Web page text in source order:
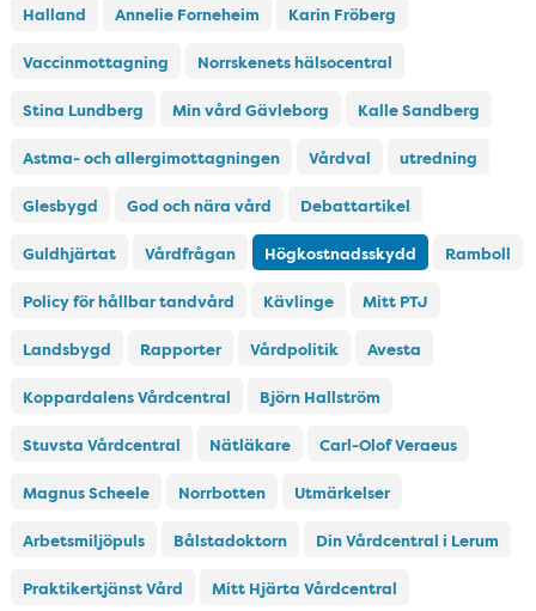
Halland Annelie Forneheim Karin Fröberg
Vaccinmottagning Norrskenets hälsocentral
Stina Lundberg Min vård Gävleborg Kalle Sandberg
Astma- och allergimottagningen Vårdval utredning
Glesbygd God och nära vård Debattartikel
Guldhjärtat Vårdfrågan Högkostnadsskydd Ramboll
Policy för hållbar tandvård Kävlinge Mitt PTJ
Landsbygd Rapporter Vårdpolitik Avesta
Koppardalens Vårdcentral Björn Hallström
Stuvsta Vårdcentral Nätläkare Carl-Olof Veraeus
Magnus Scheele Norrbotten Utmärkelser
Arbetsmiljöpuls Bålstadoktorn Din Vårdcentral i Lerum
Praktikertjänst Vård Mitt Hjärta Vårdcentral